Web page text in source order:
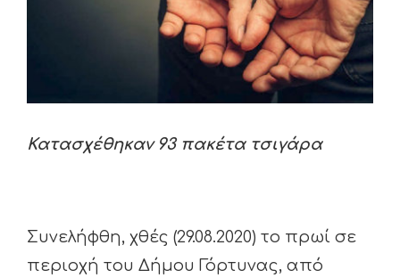
Κατασχέθηκαν 93 πακέτα τσιγάρα
Συνελήφθη, χθές (29.08.2020) το πρωί σε
περιοχή του Δήμου Γόρτυνας, από